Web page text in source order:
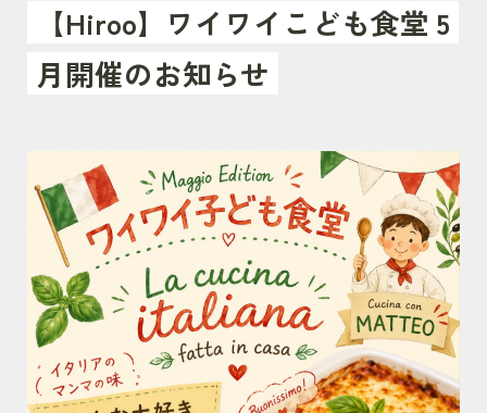
【Hiroo】ワイワイこども食堂 5
月開催のお知らせ